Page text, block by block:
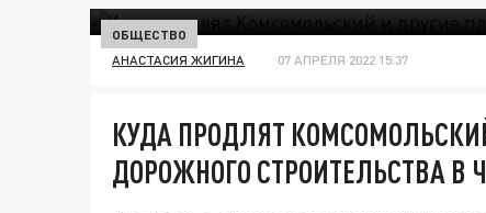
ОБЩЕСТВО
АНАСТАСИЯ ЖИГИНА 07 АПРЕЛЯ 2022 15:37
КУДА ПРОДЛЯТ
ДОРОЖНОГО СТРОИТЕЛЬСТВА В